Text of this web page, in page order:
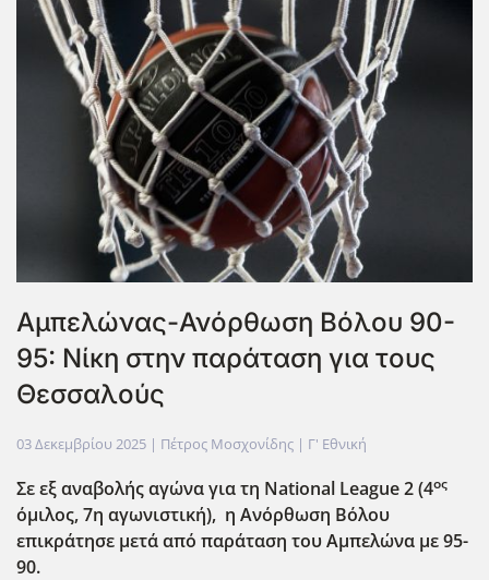
Αμπελώνας-Ανόρθωση Βόλου 90-
95: Νίκη στην παράταση για τους
Θεσσαλούς
03 Δεκεμβρίου 2025 | Πέτρος Μοσχονίδης | Γ' Εθνική
Σε εξ αναβολής αγώνα για τη National League 2 (4ος
όμιλος, 7η αγωνιστική), η Ανόρθωση Βόλου
επικράτησε μετά από παράταση του Αμπελώνα με 95-
90.